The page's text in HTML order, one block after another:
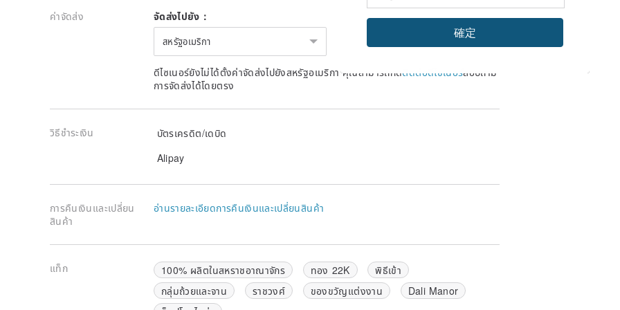
ค่าจัดส่ง จัดส่งไปยัง：
สหรัฐอเมริกา
ดีไซเนอร์ยังไม่ได้ตั้งค่าจัดส่งไปยังสหรัฐอเมริกา คุณสามารถกดติดต่อดีไซเนอร์สอบถาม
การจัดส่งได้โดยตรง
วิธีชำระเงิน
บัตรเครดิต/เดบิด
Alipay
การคืนเงินและเปลี่ยน
สินค้า
อ่านรายละเอียดการคืนเงินและเปลี่ยนสินค้า
แท็ก 100% ผลิตในสหราชอาณาจักร ทอง 22K
พิธีเข้า
กลุ่มถ้วยและจาน
ราชวงศ์ ของขวัญแต่งงาน
Dali Manor
確定